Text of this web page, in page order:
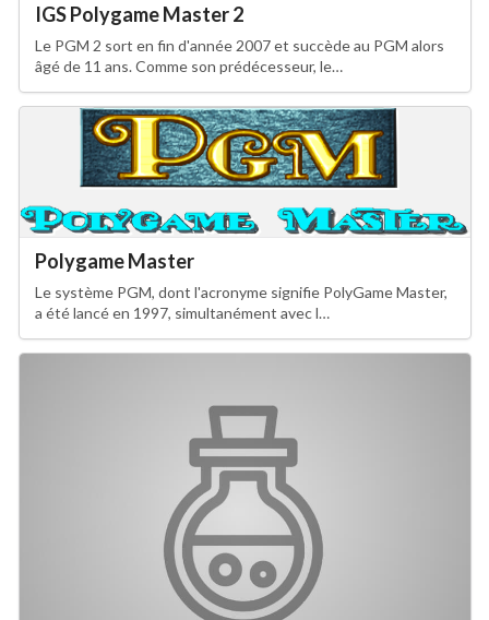
IGS Polygame Master 2
Le PGM 2 sort en fin d'année 2007 et succède au PGM alors
âgé de 11 ans. Comme son prédécesseur, le…
Polygame Master
Le système PGM, dont l'acronyme signifie PolyGame Master,
a été lancé en 1997, simultanément avec l…